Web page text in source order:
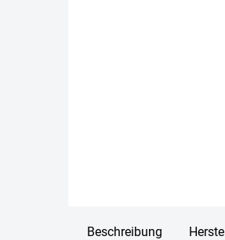
Beschreibung